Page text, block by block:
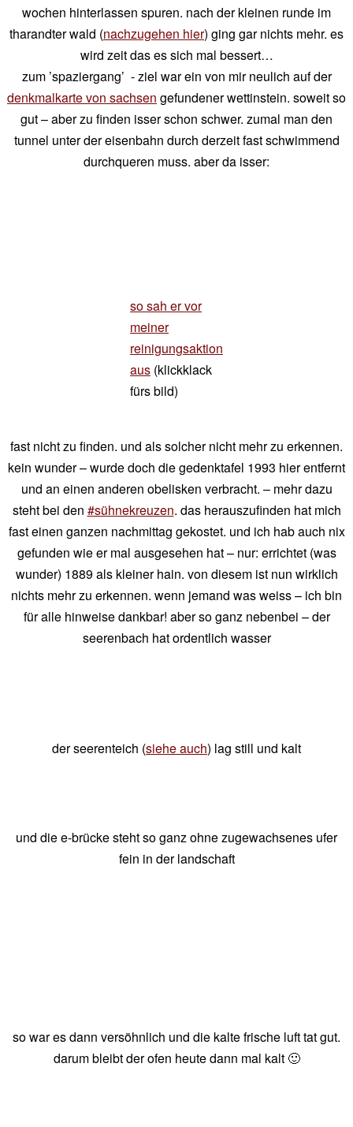
wochen hinterlassen spuren. nach der kleinen runde im
tharandter wald (nachzugehen hier) ging gar nichts mehr. es
wird zeit das es sich mal bessert…
zum ’spaziergang’ - ziel war ein von mir neulich auf der
denkmalkarte von sachsen gefundener wettinstein. soweit so
gut – aber zu finden isser schon schwer. zumal man den
tunnel unter der eisenbahn durch derzeit fast schwimmend
durchqueren muss. aber da isser:
so sah er vor
meiner
reinigungsaktion
aus (klickklack
fürs bild)
fast nicht zu finden. und als solcher nicht mehr zu erkennen.
kein wunder – wurde doch die gedenktafel 1993 hier entfernt
und an einen anderen obelisken verbracht. – mehr dazu
steht bei den #sühnekreuzen. das herauszufinden hat mich
fast einen ganzen nachmittag gekostet. und ich hab auch nix
gefunden wie er mal ausgesehen hat – nur: errichtet (was
wunder) 1889 als kleiner hain. von diesem ist nun wirklich
nichts mehr zu erkennen. wenn jemand was weiss – ich bin
für alle hinweise dankbar! aber so ganz nebenbei – der
seerenbach hat ordentlich wasser
der seerenteich (siehe auch) lag still und kalt
und die e-brücke steht so ganz ohne zugewachsenes ufer
fein in der landschaft
so war es dann versöhnlich und die kalte frische luft tat gut.
darum bleibt der ofen heute dann mal kalt 🙂